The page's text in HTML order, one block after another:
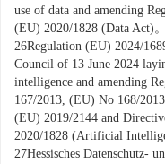
use of data and amending
(EU) 2020/1828 (Data Act)。
26Regulation (EU) 2024/
Council of 13 June 2024
intelligence and amending
167/2013, (EU) No 168/
(EU) 2019/2144 and
2020/1828 (Artificial
27Hessisches Datenschutz-